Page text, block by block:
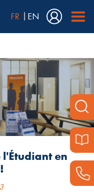
FR EN
en